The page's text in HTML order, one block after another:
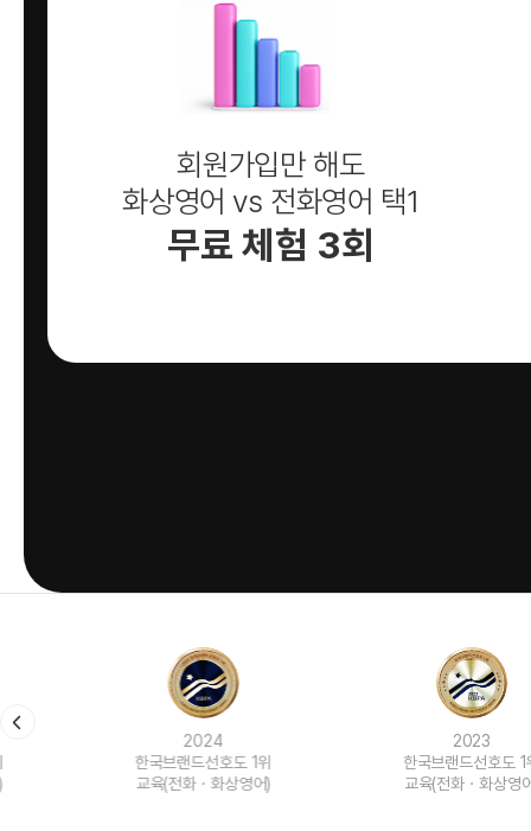
회원가입만 해도
화상영어 vs 전화영어 택1
무료 체험 3회
한국브랜드선호도 1위
교육(전화ㆍ화상영어)
한국브랜드선호도 1위
교육(전화ㆍ화상영어)